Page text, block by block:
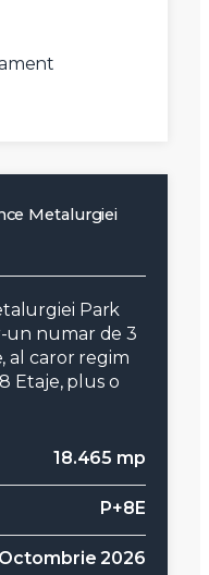
Metalurgiei
Park
un numar de 3
al caror regim
Etaje, plus o
18.465 mp
P+8E
Octombrie 2026